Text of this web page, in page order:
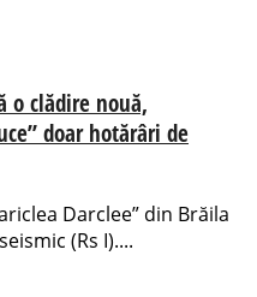
o clădire nouă,
doar hotărâri de
Darclee” din Brăila
(Rs I)....